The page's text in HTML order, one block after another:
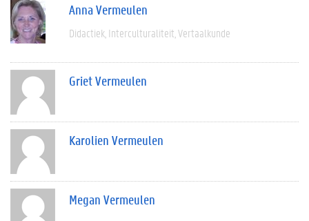
Anna Vermeulen
Didactiek Interculturaliteit Vertaalkunde
Griet Vermeulen
Karolien Vermeulen
Megan Vermeulen